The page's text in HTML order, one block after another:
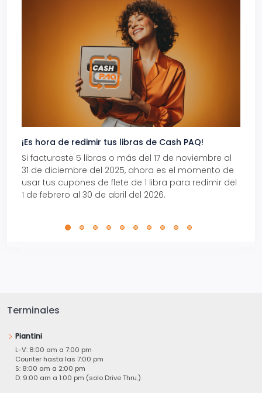
¡Es hora de redimir tus libras de Cash PAQ!
Si facturaste 5 libras o más del 17 de noviembre al
31 de diciembre del 2025, ahora es el momento de
usar tus cupones de flete de 1 libra para redimir del
1 de febrero al 30 de abril del 2026.
Terminales
Piantini
L-V: 8:00 am a 7:00 pm
Counter hasta las 7:00 pm
S: 8:00 am a 2:00 pm
D: 9:00 am a 1:00 pm (solo Drive Thru.)